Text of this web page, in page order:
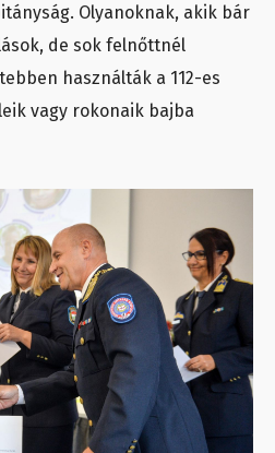
Olyanoknak, akik bár
de sok felnőttnél
használták a 112-es
vagy rokonaik bajba